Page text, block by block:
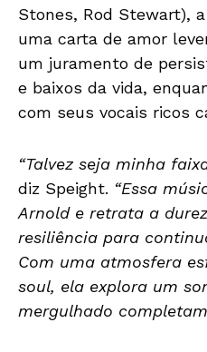
Stones, Rod Stewart),
uma carta de amor
um juramento de
e baixos da vida,
com seus vocais ricos
“Talvez seja minha
diz Speight. “Essa
Arnold e retrata a
resiliência para
Com uma atmosfera
soul, ela explora um
mergulhado